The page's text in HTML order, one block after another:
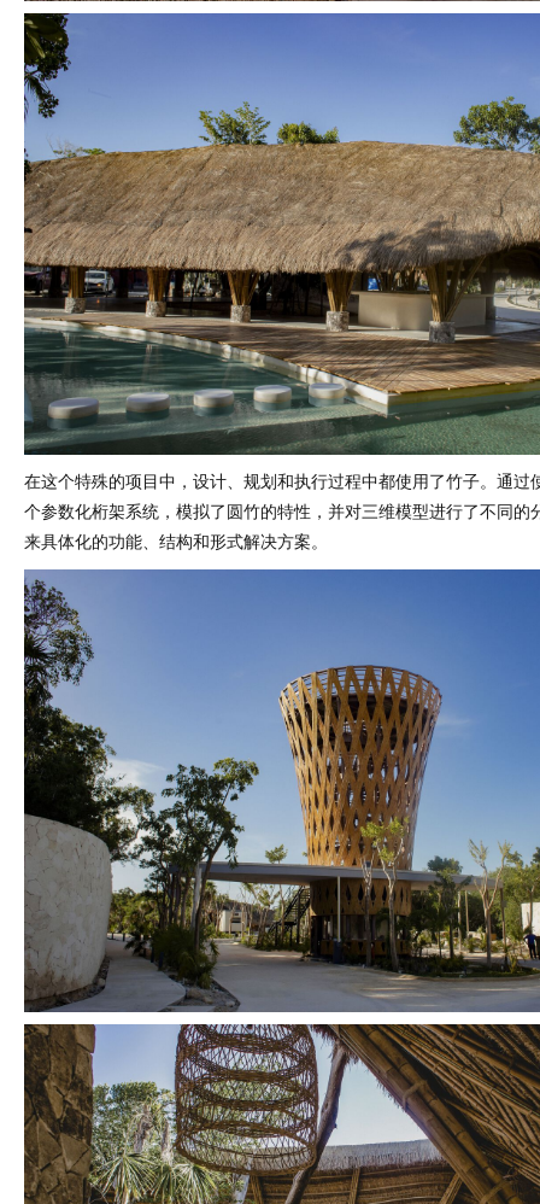
在这个特殊的项目中，设计、规划和执行过程中都使用了竹子。通过
个参数化桁架系统，模拟了圆竹的特性，并对三维模型进行了不同的
来具体化的功能、结构和形式解决方案。